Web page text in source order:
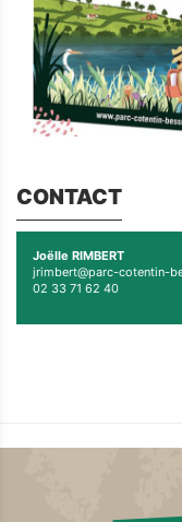
CONTACT
Joëlle RIMBERT
jrimbert@parc-cotentin-
02 33 71 62 40